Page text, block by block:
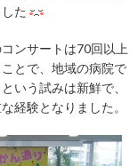
た
ンサートは70回以上
とで、地域の病院で
いう試みは新鮮で、
経験となりました。